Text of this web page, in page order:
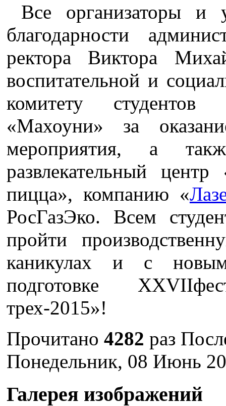
Все организаторы и
благодарности
ректора Виктора
воспитательной и
комитету
«Махоуни» за
мероприятия, а
развлекательный
пицца», компанию «
РосГазЭко. Всем
пройти
каникулах и с
подготовке
трех-2015»!
Прочитано 4282 раз
Понедельник, 08 Июнь
Галерея изображений